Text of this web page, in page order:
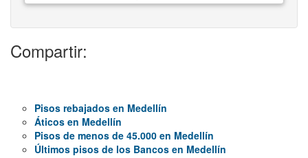
Compartir:
Pisos rebajados en Medellín
Áticos en Medellín
Pisos de menos de 45.000 en Medellín
Últimos pisos de los Bancos en Medellín